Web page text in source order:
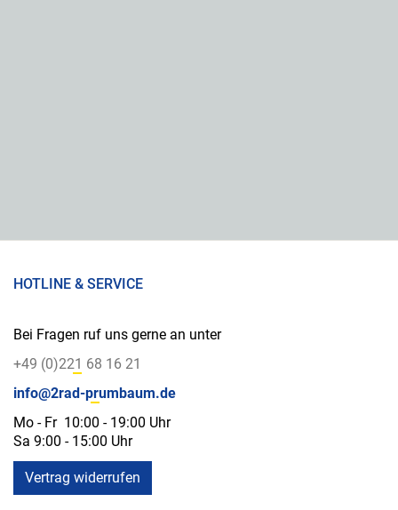
HOTLINE & SERVICE
Bei Fragen ruf uns gerne an unter
+49 (0)221 68 16 21
info@2rad-prumbaum.de
Mo - Fr 10:00 - 19:00 Uhr
Sa 9:00 - 15:00 Uhr
Vertrag widerrufen